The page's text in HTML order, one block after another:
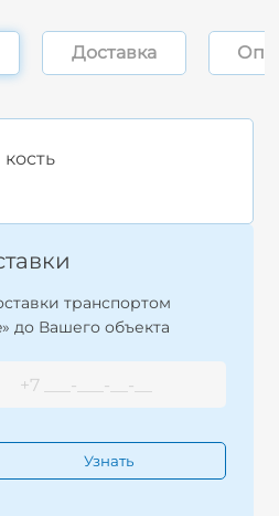
Доставка
транспортом
до Вашего объекта